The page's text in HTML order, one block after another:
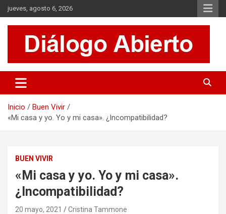
Saltar
al
contenido
jueves, agosto 6, 2026
Diálogo Abierto
Se tratan diversos temas de actualidad buscando hacer un
aporte a la sociedad, brindando información relevante de lo que
Inicio
Buen Vivir
«Mi casa y yo. Yo y mi casa». ¿Incompatibilidad?
BUEN VIVIR
«Mi casa y yo. Yo y mi casa».
¿Incompatibilidad?
20 mayo, 2021 Cristina Tammone